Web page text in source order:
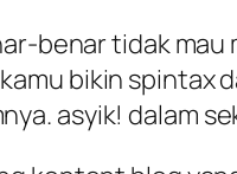
benar tidak
bikin spintax
asyik! dalam